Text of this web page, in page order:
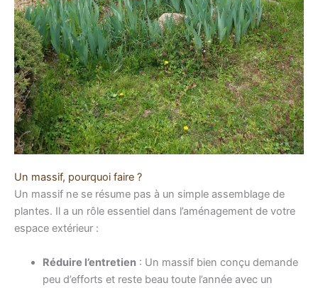
Un massif, pourquoi faire ?
Un massif ne se résume pas à un simple assemblage de
plantes. Il a un rôle essentiel dans l’aménagement de votre
espace extérieur :
Réduire l’entretien : Un massif bien conçu demande
peu d’efforts et reste beau toute l’année avec un